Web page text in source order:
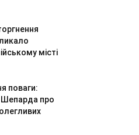
місті
поваги:
про